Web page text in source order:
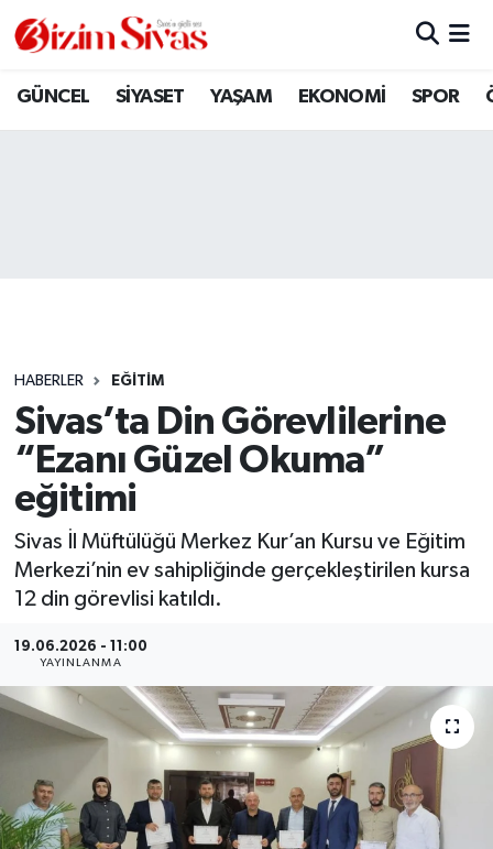
GÜNCEL SİYASET YAŞAM EKONOMİ SPOR
HABERLER EĞİTİM
Sivas’ta Din Görevlilerine
“Ezanı Güzel Okuma”
eğitimi
Sivas İl Müftülüğü Merkez Kur’an Kursu ve Eğitim
Merkezi’nin ev sahipliğinde gerçekleştirilen kursa
12 din görevlisi katıldı.
19.06.2026 - 11:00
YAYINLANMA
ARAMIZDAN AYRILANLAR
GÜNCEL
KÜLTÜR
MAGAZİN
ÖZEL HABER
RESMİ İLANLAR
SAĞLIK
SOSYAL YARDIMLAR
Sivas Nöbetçi Eczaneler
Son Dakika Haberleri
Haber Arşivi